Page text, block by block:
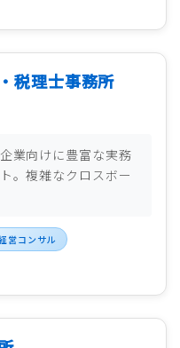
税理士事務所
業向けに豊富な実務
。複雑なクロスボー
営コンサル